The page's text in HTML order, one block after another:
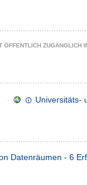
ÖFFENTLICH ZUGÄNGLICH
Universitäts-
Datenräumen - 6